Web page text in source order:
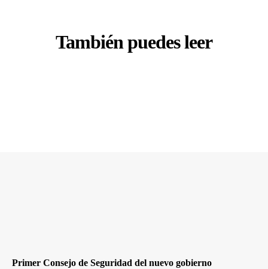
También puedes leer
Primer Consejo de Seguridad del nuevo gobierno